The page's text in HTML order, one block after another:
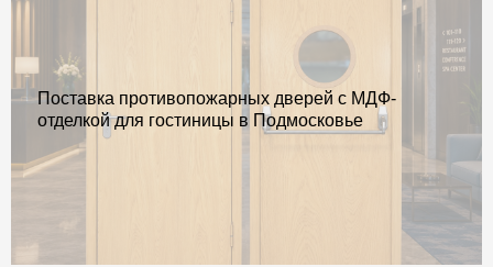
Поставка противопожарных дверей с МДФ-
отделкой для гостиницы в Подмосковье